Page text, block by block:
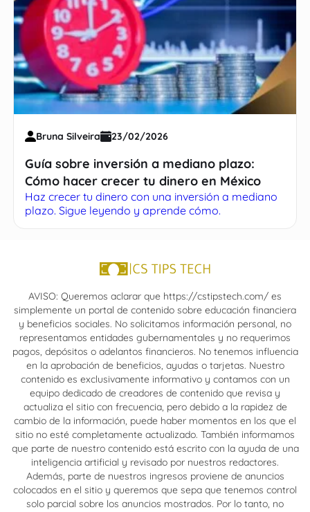
Bruna Silveira 23/02/2026
Guía sobre inversión a mediano plazo:
Cómo hacer crecer tu dinero en México
Haz crecer tu dinero con una inversión a mediano
plazo. Sigue leyendo y aprende cómo.
AVISO: Queremos aclarar que https://cstipstech.com/ es
simplemente un portal de contenido sobre educación financiera
y beneficios sociales. No solicitamos información personal, no
representamos entidades gubernamentales y no requerimos
pagos, depósitos o adelantos financieros. No tenemos influencia
en la aprobación de beneficios, ayudas o tarjetas. Nuestro
contenido es exclusivamente informativo y contamos con un
equipo dedicado de creadores de contenido que revisa y
actualiza el sitio con frecuencia, pero debido a la rapidez de
cambio de la información, puede haber momentos en los que el
sitio no esté completamente actualizado. También informamos
que parte de nuestro contenido está escrito con la ayuda de una
inteligencia artificial y revisado por nuestros redactores.
Además, parte de nuestros ingresos proviene de anuncios
colocados en el sitio y queremos que sepa que tenemos control
solo parcial sobre los anuncios mostrados. Por lo tanto, no